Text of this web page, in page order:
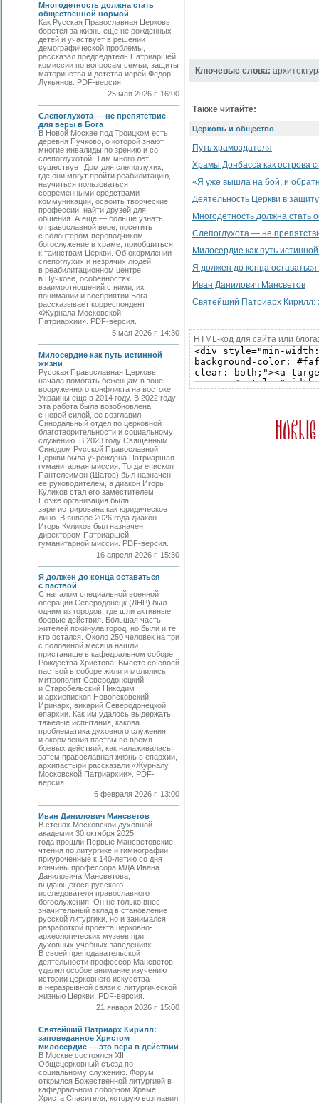
Многодетность должна стать
общественной нормой
Как Русская Православная Церковь
борется за жизнь еще не рожденных
детей и участвует в решении
демографической проблемы,
рассказал председатель Патриаршей
комиссии по вопросам семьи, защиты
материнства и детства иерей Федор
Лукьянов. PDF-версия.
25 мая 2026 г. 16:00
Слепоглухота — не препятствие
для веры в Бога
В Новой Москве под Троицком есть
деревня Пучково, о которой знают
многие инвалиды по зрению и со
слепоглухотой. Там много лет
существует Дом для слепоглухих,
где они могут пройти реабилитацию,
научиться пользоваться
современными средствами
коммуникации, освоить творческие
профессии, найти друзей для
общения. А еще — больше узнать
о православной вере, посетить
с волонтером-переводчиком
богослужение в храме, приобщиться
к таинствам Церкви. Об окормлении
слепоглухих и незрячих людей
в реабилитационном центре
в Пучкове, особенностях
взаимоотношений с ними, их
понимании и восприятии Бога
рассказывает корреспондент
«Журнала Московской
Патриархии». PDF-версия.
5 мая 2026 г. 14:30
Милосердие как путь истинной
жизни
Русская Православная Церковь
начала помогать беженцам в зоне
вооруженного конфликта на востоке
Украины еще в 2014 году. В 2022 году
эта работа была возобновлена
с новой силой, ее возглавил
Синодальный отдел по церковной
благотворительности и социальному
служению. В 2023 году Священным
Синодом Русской Православной
Церкви была учреждена Патриаршая
гуманитарная миссия. Тогда епископ
Пантелеимон (Шатов) был назначен
ее руководителем, а диакон Игорь
Куликов стал его заместителем.
Позже организация была
зарегистрирована как юридическое
лицо. В январе 2026 года диакон
Игорь Куликов был назначен
директором Патриаршей
гуманитарной миссии. PDF-версия.
16 апреля 2026 г. 15:30
Я должен до конца оставаться
с паствой
С началом специальной военной
операции Северодонецк (ЛНР) был
одним из городов, где шли активные
боевые действия. Бо́льшая часть
жителей покинула город, но были и те,
кто остался. Около 250 человек на три
с половиной месяца нашли
пристанище в кафедральном соборе
Рождества Христова. Вместе со своей
паствой в соборе жили и молились
митрополит Северодонецкий
и Старобельский Никодим
и архиепископ Новопсковский
Иринарх, викарий Северодонецкой
епархии. Как им удалось выдержать
тяжелые испытания, какова
проблематика духовного служения
и окормления паствы во время
боевых действий, как налаживалась
затем православная жизнь в епархии,
архипастыри рассказали «Журналу
Московской Патриархии». PDF-
версия.
6 февраля 2026 г. 13:00
Иван Данилович Мансветов
В стенах Московской духовной
академии 30 октября 2025
года прошли Первые Мансветовские
чтения по литургике и гимнографии,
приуроченные к 140-летию со дня
кончины профессора МДА Ивана
Даниловича Мансветова,
выдающегося русского
исследователя православного
богослужения. Он не только внес
значительный вклад в становление
русской литургики, но и занимался
разработкой проекта церковно-
археологических музеев при
духовных учебных заведениях.
В своей преподавательской
деятельности профессор Мансветов
уделял особое внимание изучению
истории церковного искусства
в неразрывной связи с литургической
жизнью Церкви. PDF-версия.
21 января 2026 г. 15:00
Святейший Патриарх Кирилл:
заповеданное Христом
милосердие — это вера в действии
В Москве состоялся XII
Общецерковный съезд по
социальному служению. Форум
открылся Божественной литургией в
кафедральном соборном Храме
Христа Спасителя, которую возглавил
Ключевые слова:
Также читайте:
Церковь и общество
Путь храмоздателя
Храмы Донбасса как острова
«Я уже вышла на бой, и
Деятельность Церкви в
Многодетность должна стать
Слепоглухота — не
Милосердие как путь
Я должен до конца оставаться
Иван Данилович Мансветов
Святейший Патриарх Кирилл:
HTML-код для сайта или блога: